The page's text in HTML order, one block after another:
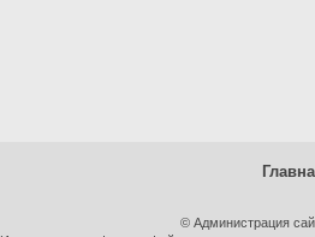
© Администрация